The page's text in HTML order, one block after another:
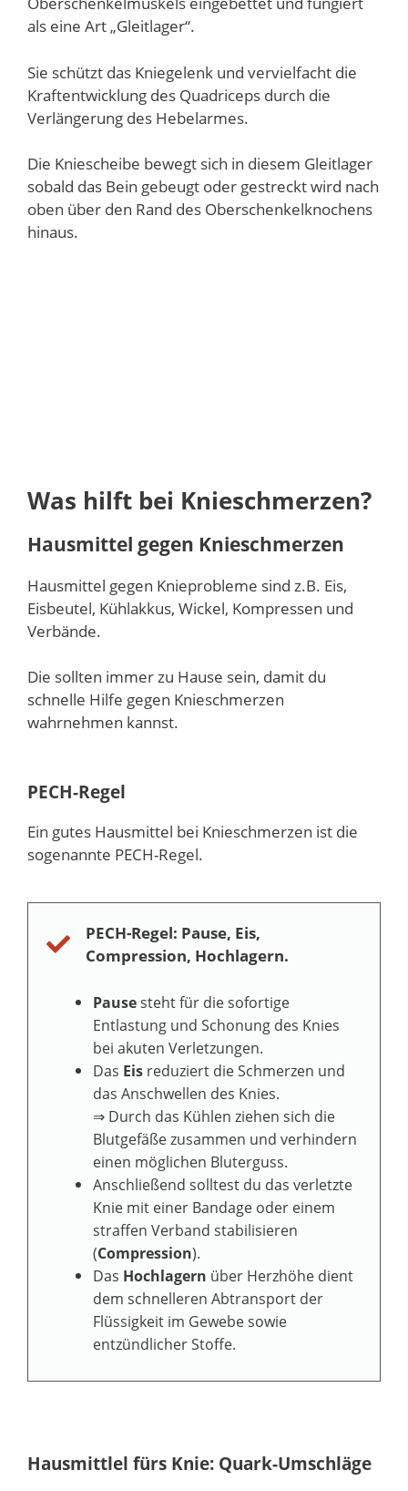
als eine Art „Gleitlager“.
Sie schützt das Kniegelenk und vervielfacht die
Kraftentwicklung des Quadriceps durch die
Verlängerung des Hebelarmes.
Die Kniescheibe bewegt sich in diesem Gleitlager
sobald das Bein gebeugt oder gestreckt wird nach
oben über den Rand des Oberschenkelknochens
hinaus.
Was hilft bei Knieschmerzen?
Hausmittel gegen Knieschmerzen
Hausmittel gegen Knieprobleme sind z.B. Eis,
Eisbeutel, Kühlakkus, Wickel, Kompressen und
Verbände.
Die sollten immer zu Hause sein, damit du
schnelle Hilfe gegen Knieschmerzen
wahrnehmen kannst.
PECH-Regel
Ein gutes Hausmittel bei Knieschmerzen ist die
sogenannte PECH-Regel.
PECH-Regel: Pause, Eis,
Compression, Hochlagern.
Pausesteht für die sofortige
Entlastung und Schonung des Knies
bei akuten Verletzungen.
Das Eis reduziert die Schmerzen und
das Anschwellen des Knies.
⇒ Durch das Kühlen ziehen sich die
Blutgefäße zusammen und verhindern
einen möglichen Bluterguss.
Anschließend solltest du das verletzte
Knie mit einer Bandage oder einem
straffen Verband stabilisieren
(Compression).
Das Hochlagern über Herzhöhe dient
dem schnelleren Abtransport der
Flüssigkeit im Gewebe sowie
entzündlicher Stoffe.
Hausmittlel fürs Knie: Quark-Umschläge